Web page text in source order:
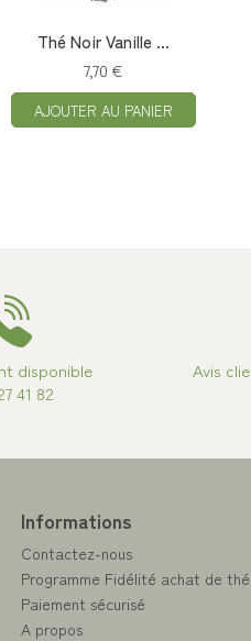
Thé Noir Vanille ...
7,70 €
AJOUTER AU PANIER
disponible
41 82
Avis
Informations
Contactez-nous
Programme Fidélité achat de
Paiement sécurisé
A propos